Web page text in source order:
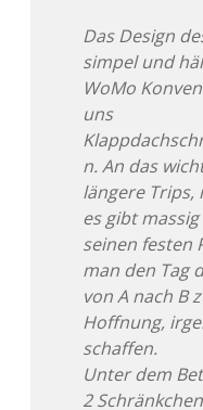
Das Design
simpel und
WoMo
uns
n. An das
längere Trips,
es gibt
seinen festen
man den Tag
von A nach B
Hoffnung,
schaffen.
Unter dem
2